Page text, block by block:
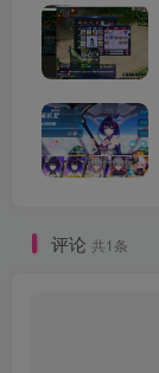
评论 共1条